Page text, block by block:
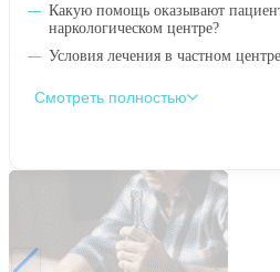
Какую помощь оказывают
наркологическом центре?
Условия лечения в частном центре
Смотреть полностью